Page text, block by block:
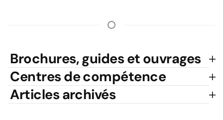
Brochures, guides et ouvrages
Centres de compétence
Articles archivés